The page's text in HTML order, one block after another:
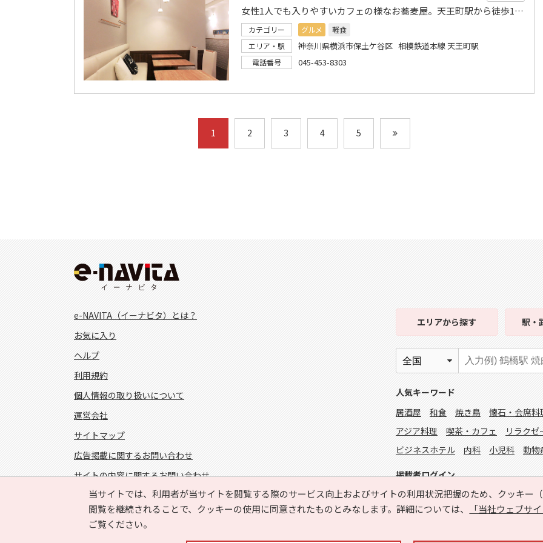
女性1人でも入りやすいカフェの様なお蕎麦屋。天王町駅から徒歩10秒のところにあります。
カテゴリー グルメ
軽食
エリア・駅
神奈川県横浜市保土ケ谷区 相模鉄道本線 天王町駅
電話番号 045-453-8303
1 2 3 4 5
当サイトでは、利用者が当サイトを閲覧する際のサービス向上およびサイトの利用状況把握のため、クッキー
閲覧を継続されることで、クッキーの使用に同意されたものとみなします。詳細については、
「当社ウェブサ
ご覧ください。
e-NAVITA（イーナビタ）とは？
お気に入り
ヘルプ
利用規約
個人情報の取り扱いについて
運営会社
サイトマップ
広告掲載に関するお問い合わせ
サイトの内容に関するお問い合わせ
エリアから探す 駅・
人気キーワード
居酒屋
和食 焼き鳥 懐石・会席料
アジア料理
喫茶・カフェ リラクゼ
ビジネスホテル
内科 小児科 動物
掲載者ログイン
FOLLOW US!